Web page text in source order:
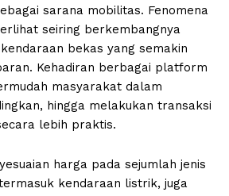
sarana mobilitas. Fenomena
seiring berkembangnya
bekas yang semakin
Kehadiran berbagai platform
masyarakat dalam
hingga melakukan transaksi
lebih praktis.
harga pada sejumlah jenis
kendaraan listrik, juga